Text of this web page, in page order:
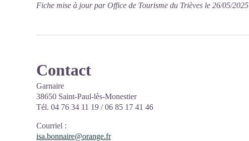
Fiche mise à jour par Office de Tourisme du Trièves le 26/05/2025
Contact
Garnaire
38650 Saint-Paul-lès-Monestier
Tél. 04 76 34 11 19 / 06 85 17 41 46
Courriel :
isa.bonnaire@orange.fr